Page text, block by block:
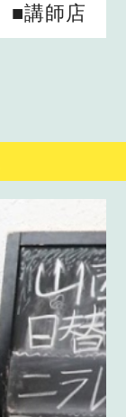
■講師店